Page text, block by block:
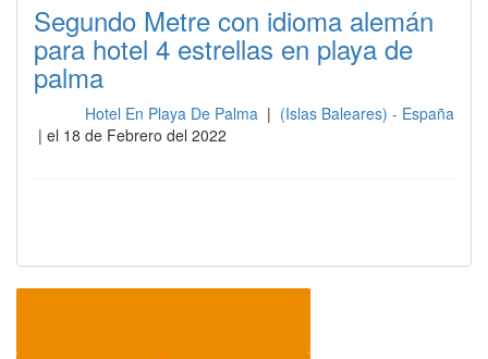
Segundo Metre con idioma alemán
para hotel 4 estrellas en playa de
palma
Hotel En Playa De Palma | (Islas Baleares) - España
| el 18 de Febrero del 2022